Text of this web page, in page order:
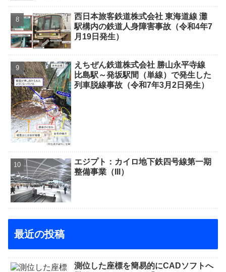
西日本旅客鉄道株式会社 東海道線 灘
駅構内の鉄道人身障害事故（令和4年7
月19日発生）
えちぜん鉄道株式会社 勝山永平寺線
比島駅～発坂駅間（単線）で発生した
列車脱線事故（令和7年3月2日発生）
エジプト：カイロ地下鉄四号線第一期
整備事業（III）
最近の投稿
測位した座標を簡易的にCADソフトへ